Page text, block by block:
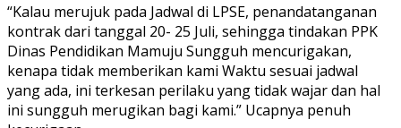
“Kalau merujuk pada Jadwal di LPSE, penandatanganan
kontrak dari tanggal 20- 25 Juli, sehingga tindakan PPK
Dinas Pendidikan Mamuju Sungguh mencurigakan,
kenapa tidak memberikan kami Waktu sesuai jadwal
yang ada, ini terkesan perilaku yang tidak wajar dan hal
ini sungguh merugikan bagi kami.” Ucapnya penuh